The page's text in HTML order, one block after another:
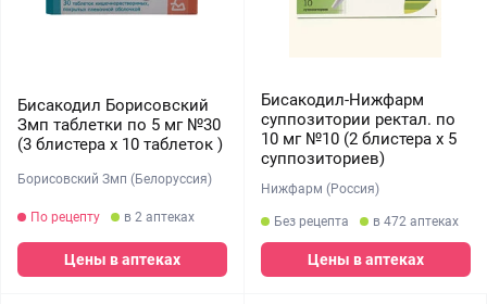
Бисакодил Борисовский
Змп таблетки по 5 мг №30
(3 блистера х 10 таблеток )
Борисовский Змп (Белоруссия)
По рецепту в 2 аптеках
Цены в аптеках
Бисакодил-Нижфарм
суппозитории ректал. по
10 мг №10 (2 блистера х 5
суппозиториев)
Нижфарм (Россия)
Без рецепта в 472 аптеках
Цены в аптеках